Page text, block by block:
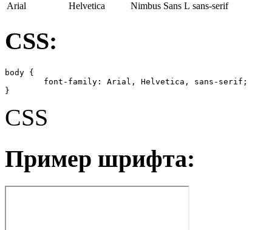
Arial
Helvetica Nimbus Sans L sans-serif
CSS:
body {
}
CSS
Пример шрифта: